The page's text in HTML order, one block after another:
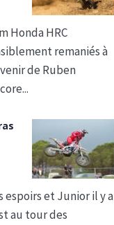
Honda HRC
remaniés à
de Ruben
espoirs et Junior il y a
au tour des